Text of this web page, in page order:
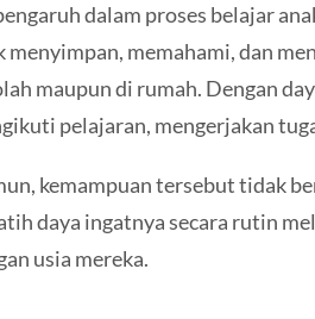
dalam proses belajar
menyimpan, memahami, dan
maupun di rumah. Dengan
pelajaran, mengerjakan
kemampuan tersebut tidak
daya ingatnya secara rutin
usia mereka.